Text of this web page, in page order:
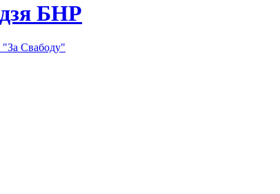
БНР
"За Свабоду"